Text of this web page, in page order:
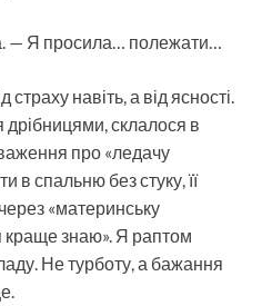
— Я просила… полежати…
навіть, а від ясності.
склалося в
про «ледачу
в спальню без стуку, її
«материнську
краще знаю». Я раптом
Не турботу, а бажання